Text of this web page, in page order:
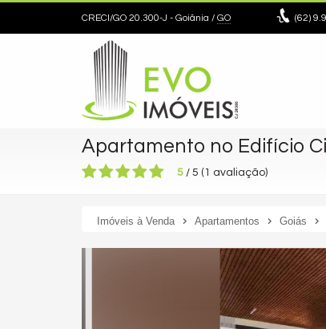
CRECI/GO 20.300-J - Goiânia / GO (62)
Apartamento no Edifício
5 / 5 ( 1 avaliação)
Imóveis à Venda Apartamentos Goiás